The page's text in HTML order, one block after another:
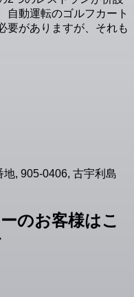
自動運転のゴルフカート
要がありますが、それも
, 905-0406, 古宇利島
のお客様はこ